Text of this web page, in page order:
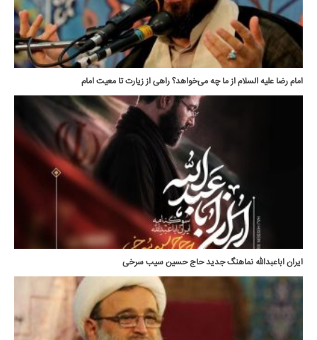
امام رضا علیه السلام از ما چه می‌خواهد؟ راهی از زیارت تا معیت امام
ایران اباعبدالله نماهنگ جدید حاج حسین سیب سرخی